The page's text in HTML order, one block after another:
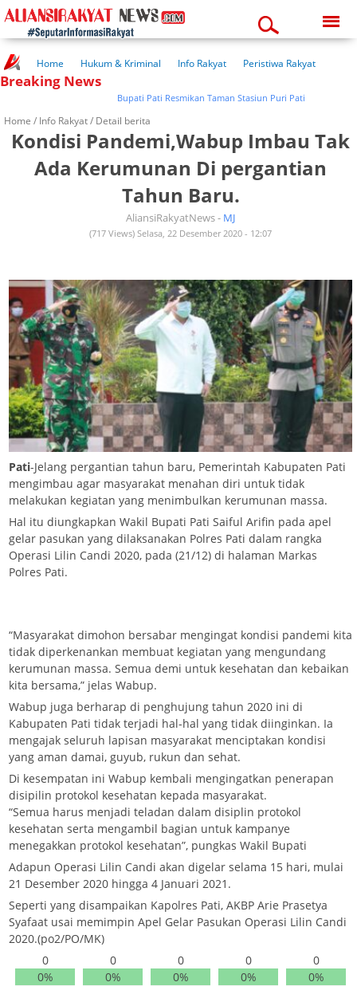
11:33:29 am
Home Hukum & Kriminal Info Rakyat
Peristiwa Rakyat
Kuliner Rakyat
Wisata Rakyat
Kesehatan
Breaking News
Bupati Pati Resmikan Taman Stasiun Puri Pati
Home / Info Rakyat/ Detail berita
Kondisi Pandemi,Wabup Imbau Tak
Ada Kerumunan Di pergantian
Tahun Baru.
AliansiRakyatNews - MJ
(717 Views) Selasa, 22 Desember 2020 - 12:07
Pati-Jelang pergantian tahun baru, Pemerintah Kabupaten Pati
mengimbau agar masyarakat menahan diri untuk tidak
melakukan kegiatan yang menimbulkan kerumunan massa.
Hal itu diungkapkan Wakil Bupati Pati Saiful Arifin pada apel
gelar pasukan yang dilaksanakan Polres Pati dalam rangka
Operasi Lilin Candi 2020, pada (21/12) di halaman Markas
Polres Pati.
“Masyarakat dimohon bersabar mengingat kondisi pandemi kita
tidak diperkenankan membuat kegiatan yang mengundang
kerumunan massa. Semua demi untuk kesehatan dan kebaikan
kita bersama,” jelas Wabup.
Wabup juga berharap di penghujung tahun 2020 ini di
Kabupaten Pati tidak terjadi hal-hal yang tidak diinginkan. Ia
mengajak seluruh lapisan masyarakat menciptakan kondisi
yang aman damai, guyub, rukun dan sehat.
Di kesempatan ini Wabup kembali mengingatkan penerapan
disipilin protokol kesehatan kepada masyarakat.
“Semua harus menjadi teladan dalam disiplin protokol
kesehatan serta mengambil bagian untuk kampanye
menegakkan protokol kesehatan”, pungkas Wakil Bupati
Adapun Operasi Lilin Candi akan digelar selama 15 hari, mulai
21 Desember 2020 hingga 4 Januari 2021.
Seperti yang disampaikan Kapolres Pati, AKBP Arie Prasetya
Syafaat usai memimpin Apel Gelar Pasukan Operasi Lilin Candi
2020.(po2/PO/MK)
0
0%
0
0%
0
0%
0
0%
0
0%